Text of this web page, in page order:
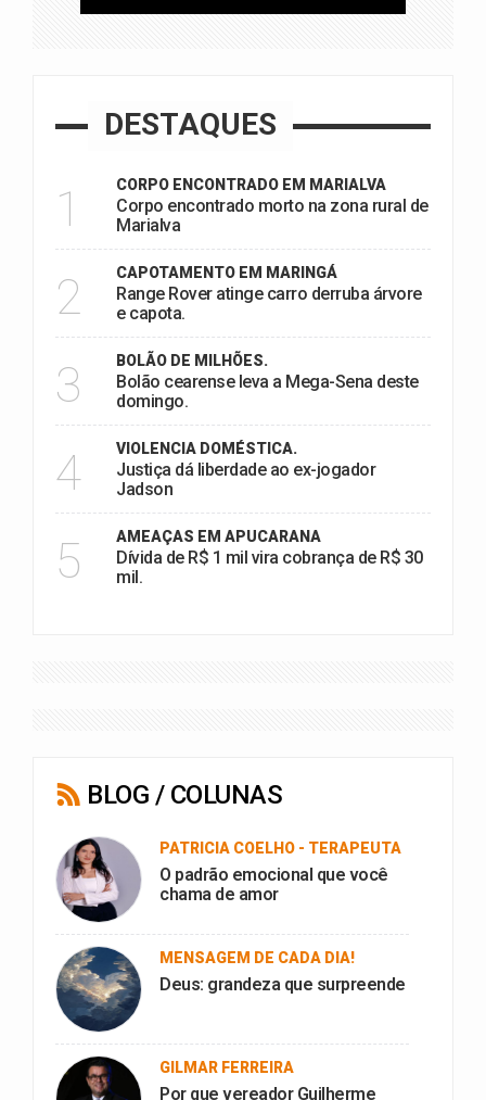
DESTAQUES
1 CORPO ENCONTRADO EM MARIALVA
Corpo encontrado morto na zona rural de
Marialva
2 CAPOTAMENTO EM MARINGÁ
Range Rover atinge carro derruba árvore
e capota.
3 BOLÃO DE MILHÕES.
Bolão cearense leva a Mega-Sena deste
domingo.
4 VIOLENCIA DOMÉSTICA.
Justiça dá liberdade ao ex-jogador
Jadson
5 AMEAÇAS EM APUCARANA
Dívida de R$ 1 mil vira cobrança de R$ 30
mil.
BLOG / COLUNAS
PATRICIA COELHO - TERAPEUTA
O padrão emocional que você
chama de amor
MENSAGEM DE CADA DIA!
Deus: grandeza que surpreende
GILMAR FERREIRA
Por que vereador Guilherme